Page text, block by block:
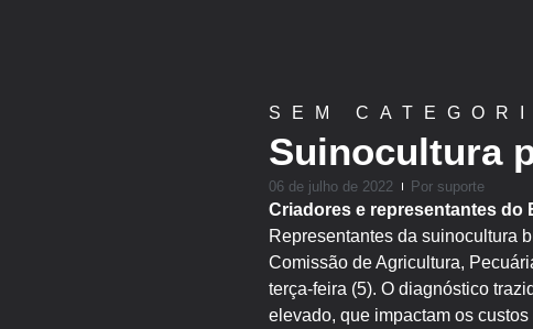
SEM
Suinocultura
06 de julho de 2022 Por suporte
Criadores e representantes do
Representantes da suinocultura
Comissão de Agricultura,
terça-feira (5). O diagnóstico
elevado, que impactam os